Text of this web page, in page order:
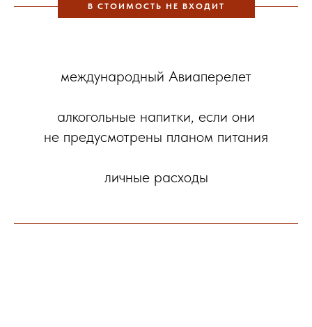
В СТОИМОСТЬ НЕ ВХОДИТ
международный Авиаперелет
алкогольные напитки, если они
не предусмотрены планом питания
личные расходы